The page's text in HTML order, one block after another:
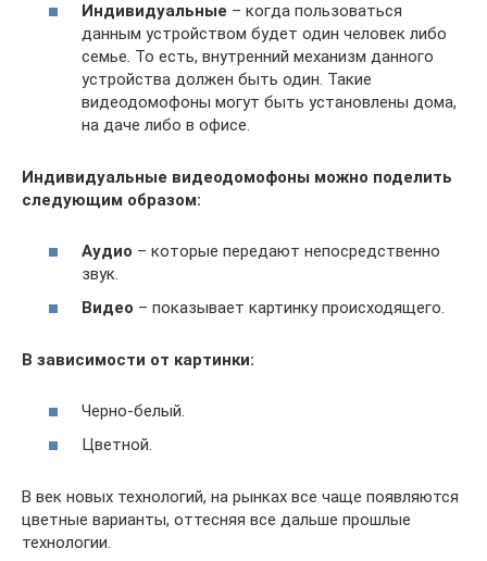
Индивидуальные – когда пользоваться
данным устройством будет один человек либо
семье. То есть, внутренний механизм данного
устройства должен быть один. Такие
видеодомофоны могут быть установлены дома,
на даче либо в офисе.
Индивидуальные видеодомофоны можно поделить
следующим образом:
Аудио – которые передают непосредственно
звук.
Видео – показывает картинку происходящего.
В зависимости от картинки:
Черно-белый.
Цветной.
В век новых технологий, на рынках все чаще появляются
цветные варианты, оттесняя все дальше прошлые
технологии.